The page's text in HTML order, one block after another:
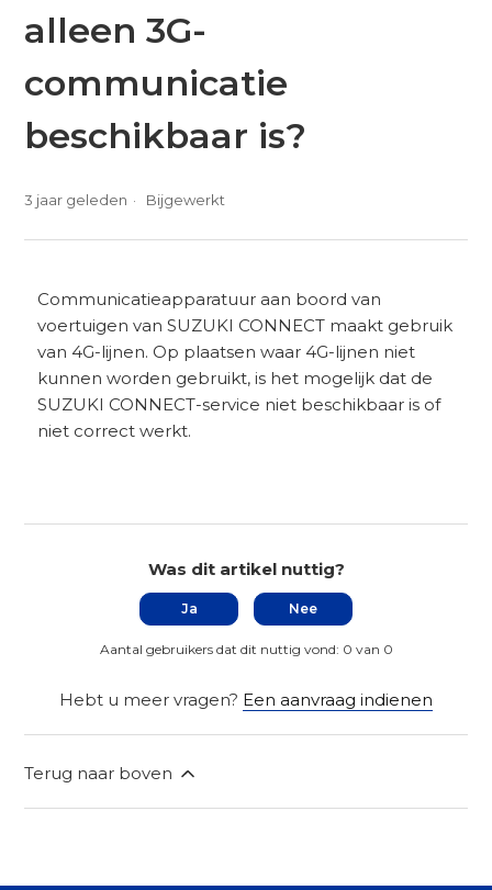
alleen 3G-
communicatie
beschikbaar is?
3 jaar geleden Bijgewerkt
Communicatieapparatuur aan boord van
voertuigen van SUZUKI CONNECT maakt gebruik
van 4G-lijnen. Op plaatsen waar 4G-lijnen niet
kunnen worden gebruikt, is het mogelijk dat de
SUZUKI CONNECT-service niet beschikbaar is of
niet correct werkt.
Was dit artikel nuttig?
Ja Nee
Aantal gebruikers dat dit nuttig vond: 0 van 0
Hebt u meer vragen? Een aanvraag indienen
Terug naar boven